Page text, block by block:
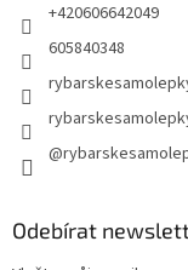
+420606642049
605840348
Odebírat